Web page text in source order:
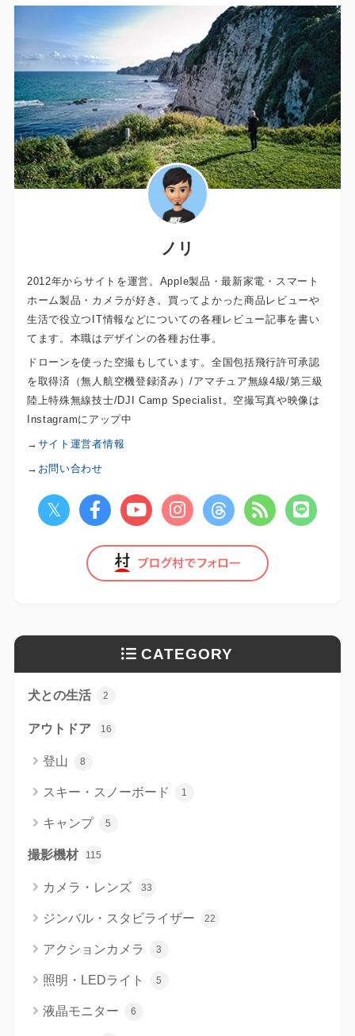
ノリ
2012年からサイトを運営。Apple製品・最新家電・スマート
ホーム製品・カメラが好き。買ってよかった商品レビューや
生活で役立つIT情報などについての各種レビュー記事を書い
てます。本職はデザインの各種お仕事。
ドローンを使った空撮もしています。全国包括飛行許可承認
を取得済（無人航空機登録済み）/アマチュア無線4級/第三級
陸上特殊無線技士/DJI Camp Specialist。空撮写真や映像は
Instagramにアップ中
→ サイト運営者情報
→ お問い合わせ
CATEGORY
犬との生活 2
アウトドア 16
登山 8
スキー・スノーボード 1
キャンプ 5
撮影機材 115
カメラ・レンズ 33
ジンバル・スタビライザー 22
アクションカメラ 3
照明・LEDライト 5
液晶モニター 6